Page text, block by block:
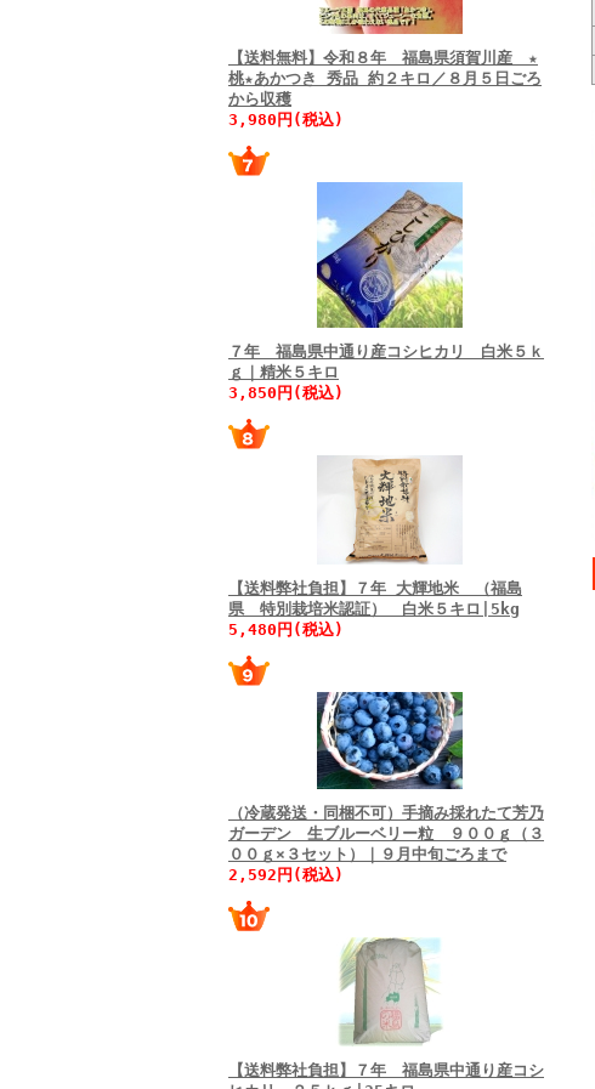
【送料無料】令和８年 福島県須賀川産 ★
桃★あかつき 秀品 約２キロ／８月５日ごろ
から収穫
3,980円(税込)
７年 福島県中通り産コシヒカリ 白米５ｋ
ｇ｜精米５キロ
3,850円(税込)
【送料弊社負担】７年 大輝地米 （福島
県 特別栽培米認証） 白米５キロ|5kg
5,480円(税込)
（冷蔵発送・同梱不可）手摘み採れたて芳乃
ガーデン 生ブルーベリー粒 ９００ｇ（３
００ｇ×３セット）｜９月中旬ごろまで
2,592円(税込)
【送料弊社負担】７年 福島県中通り産コシ